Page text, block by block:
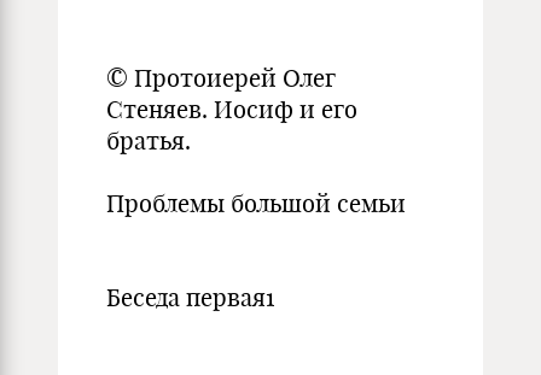
© Протоиерей Олег
Стеняев. Иосиф и его
братья.
Проблемы большой семьи
Беседа первая1